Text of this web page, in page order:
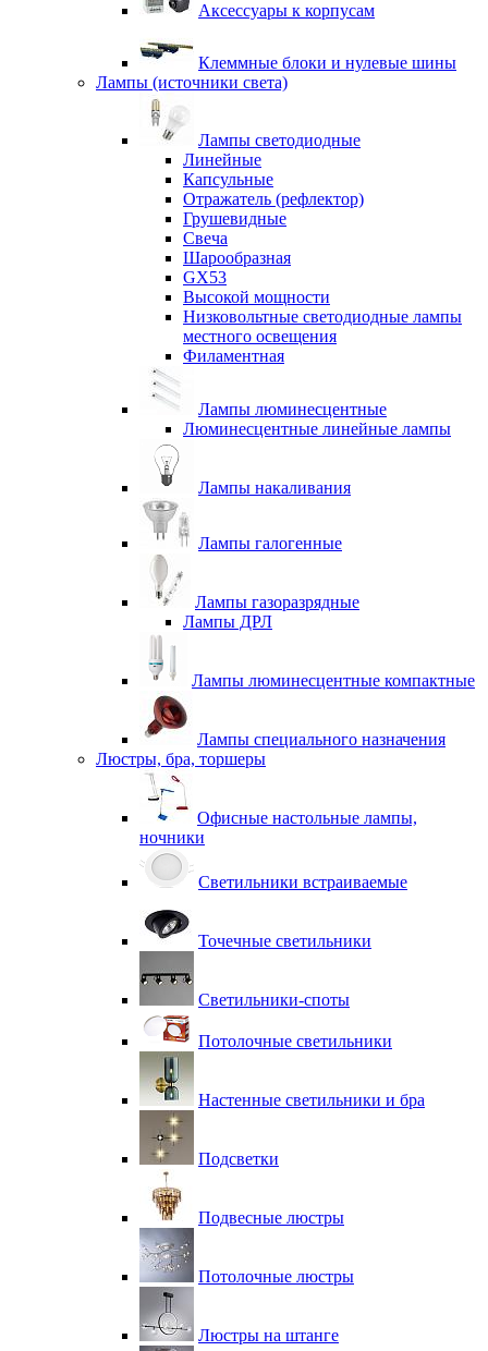
Аксессуары к корпусам
Клеммные блоки и нулевые шины
Лампы (источники света)
Лампы светодиодные
Линейные
Капсульные
Отражатель (рефлектор)
Грушевидные
Свеча
Шарообразная
GX53
Высокой мощности
Низковольтные светодиодные лампы
местного освещения
Филаментная
Лампы люминесцентные
Люминесцентные линейные лампы
Лампы накаливания
Лампы галогенные
Лампы газоразрядные
Лампы ДРЛ
Лампы люминесцентные компактные
Лампы специального назначения
Люстры, бра, торшеры
Офисные настольные лампы,
ночники
Светильники встраиваемые
Точечные светильники
Светильники-споты
Потолочные светильники
Настенные светильники и бра
Подсветки
Подвесные люстры
Потолочные люстры
Люстры на штанге